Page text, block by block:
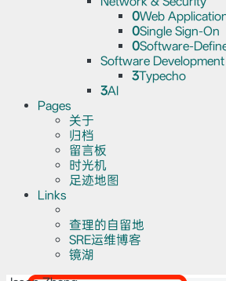
0Web
0Single Sign-On
0Software-
Software Development
3Typecho
3AI
Pages
关于
归档
留言板
时光机
足迹地图
Links
查理的自留地
SRE运维博客
镜湖